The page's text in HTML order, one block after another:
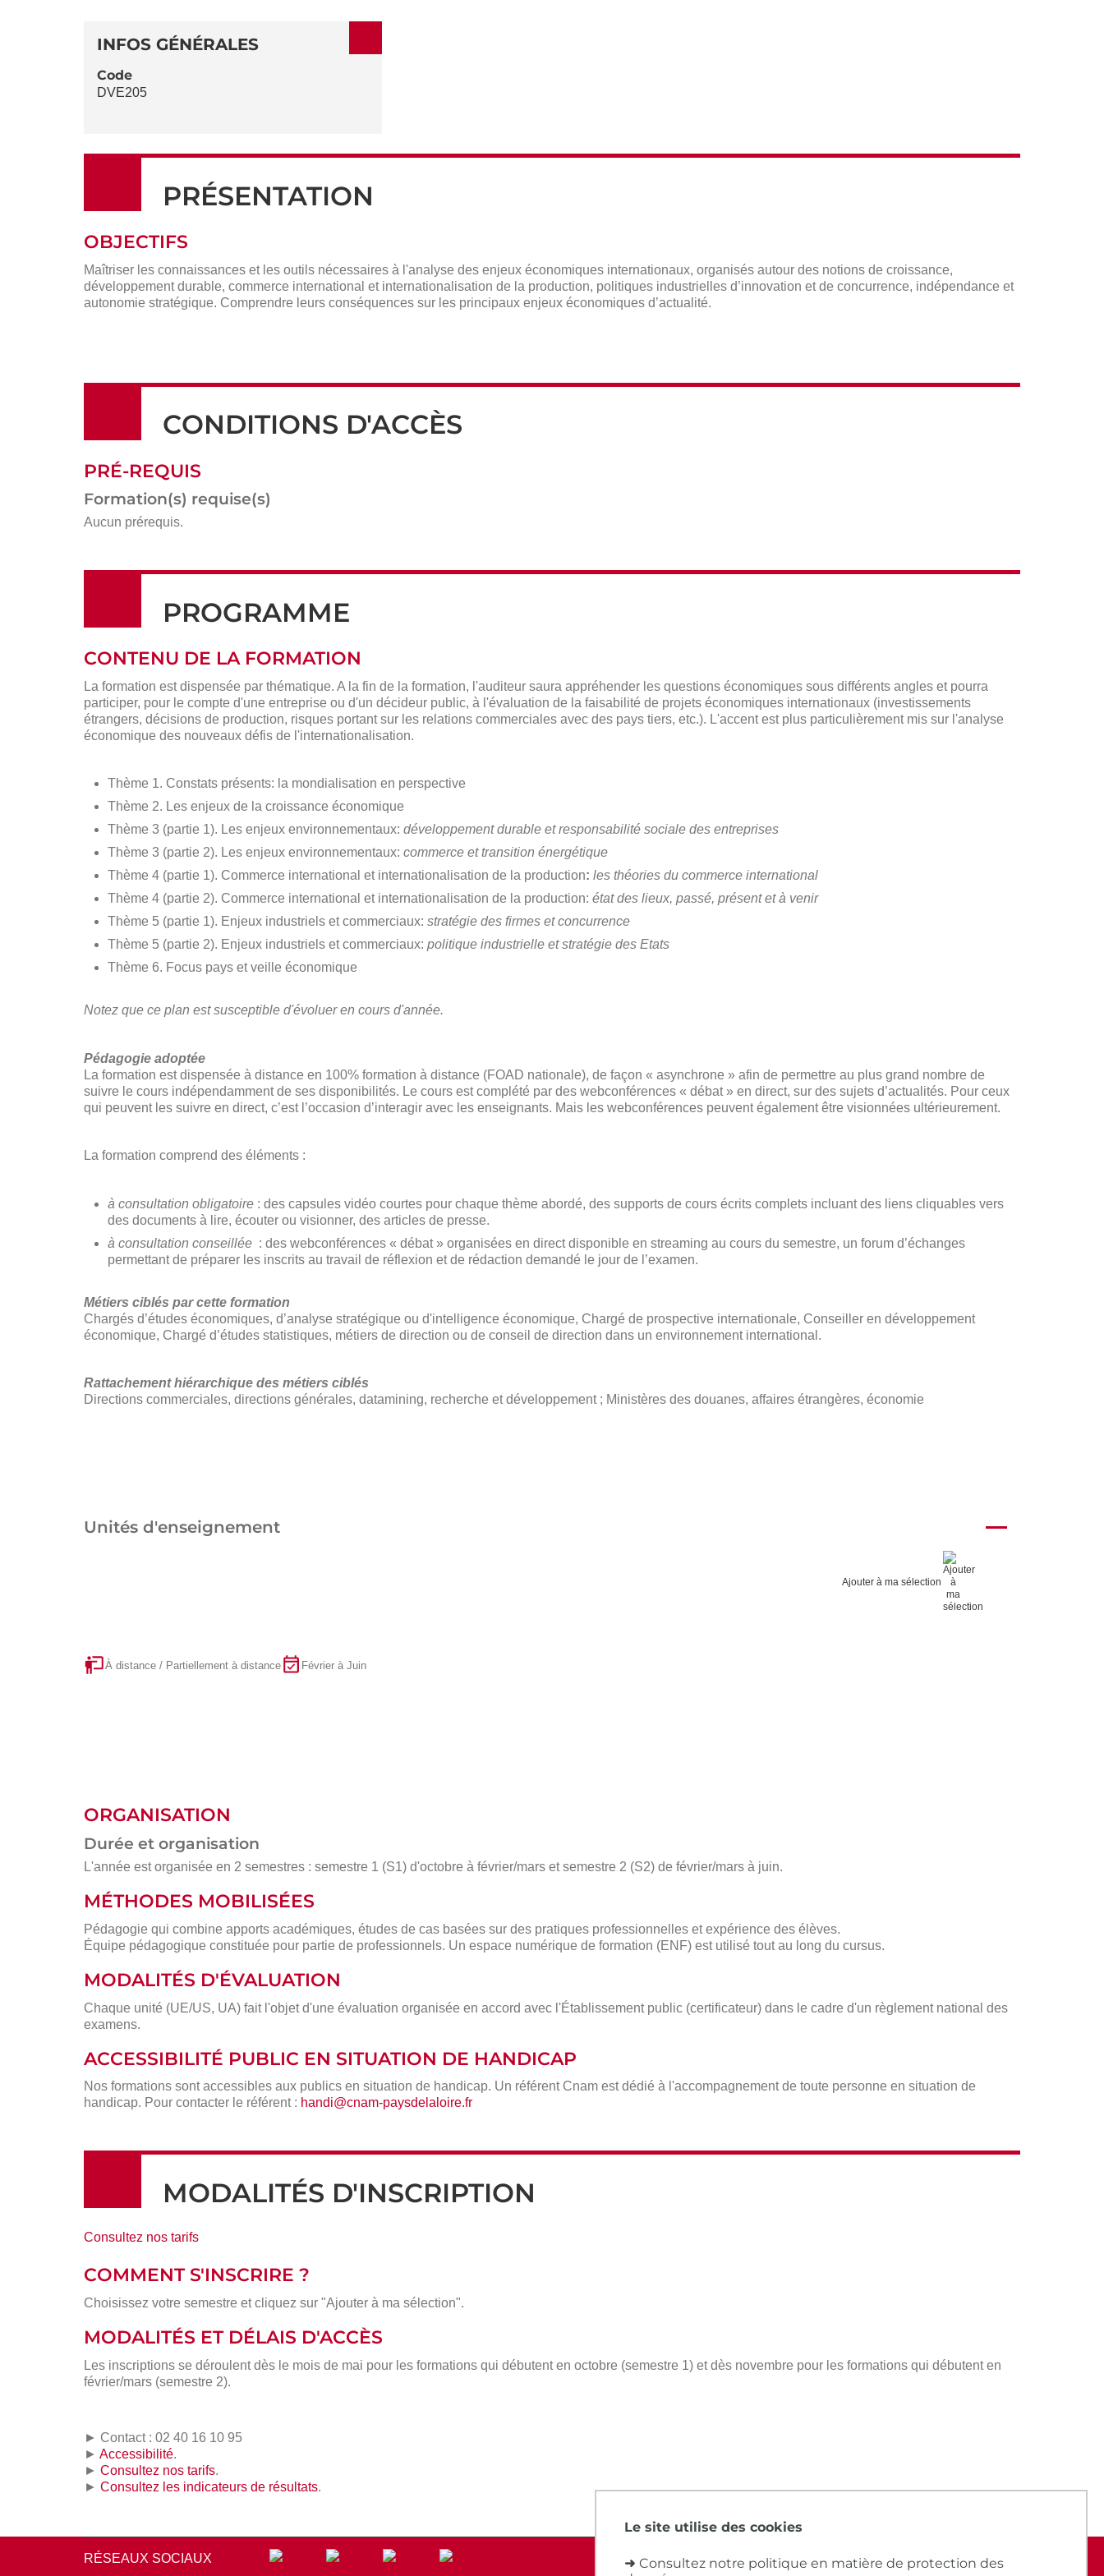
Le site utilise des cookies
➜ Consultez notre politique en matière de protection des
DE
LA
DÉTAILS
INFOS GÉNÉRALES
Code
DVE205
PRÉSENTATION
OBJECTIFS
Maîtriser les connaissances et les outils nécessaires à l'analyse des enjeux économiques internationaux, organisés autour des notions de croissance,
développement durable, commerce international et internationalisation de la production, politiques industrielles d’innovation et de concurrence, indépendance et
autonomie stratégique. Comprendre leurs conséquences sur les principaux enjeux économiques d’actualité.
CONDITIONS D'ACCÈS
PRÉ-REQUIS
Formation(s) requise(s)
Aucun prérequis.
PROGRAMME
CONTENU DE LA FORMATION
La formation est dispensée par thématique. A la fin de la formation, l'auditeur saura appréhender les questions économiques sous différents angles et pourra
participer, pour le compte d'une entreprise ou d'un décideur public, à l'évaluation de la faisabilité de projets économiques internationaux (investissements
étrangers, décisions de production, risques portant sur les relations commerciales avec des pays tiers, etc.). L'accent est plus particulièrement mis sur l'analyse
économique des nouveaux défis de l'internationalisation.
Thème 1. Constats présents: la mondialisation en perspective
Thème 2. Les enjeux de la croissance économique
Thème 3 (partie 1). Les enjeux environnementaux: développement durable et responsabilité sociale des entreprises
Thème 3 (partie 2). Les enjeux environnementaux: commerce et transition énergétique
Thème 4 (partie 1). Commerce international et internationalisation de la production: les théories du commerce international
Thème 4 (partie 2). Commerce international et internationalisation de la production: état des lieux, passé, présent et à venir
Thème 5 (partie 1). Enjeux industriels et commerciaux: stratégie des firmes et concurrence
Thème 5 (partie 2). Enjeux industriels et commerciaux: politique industrielle et stratégie des Etats
Thème 6. Focus pays et veille économique
Notez que ce plan est susceptible d'évoluer en cours d'année.
Pédagogie adoptée
La formation est dispensée à distance en 100% formation à distance (FOAD nationale), de façon « asynchrone » afin de permettre au plus grand nombre de
suivre le cours indépendamment de ses disponibilités. Le cours est complété par des webconférences « débat » en direct, sur des sujets d’actualités. Pour ceux
qui peuvent les suivre en direct, c’est l’occasion d’interagir avec les enseignants. Mais les webconférences peuvent également être visionnées ultérieurement.
La formation comprend des éléments :
à consultation obligatoire: des capsules vidéo courtes pour chaque thème abordé, des supports de cours écrits complets incluant des liens cliquables vers
des documents à lire, écouter ou visionner, des articles de presse.
à consultation conseillée: des webconférences « débat » organisées en direct disponible en streaming au cours du semestre, un forum d’échanges
permettant de préparer les inscrits au travail de réflexion et de rédaction demandé le jour de l’examen.
Métiers ciblés par cette formation
Chargés d’études économiques, d’analyse stratégique ou d'intelligence économique, Chargé de prospective internationale, Conseiller en développement
économique, Chargé d’études statistiques, métiers de direction ou de conseil de direction dans un environnement international.
Rattachement hiérarchique des métiers ciblés
Directions commerciales, directions générales, datamining, recherche et développement ; Ministères des douanes, affaires étrangères, économie
Unités d'enseignement
Ajouter à ma sélection
À distance / Partiellement à distance Février à Juin
ORGANISATION
Durée et organisation
L'année est organisée en 2 semestres : semestre 1 (S1) d'octobre à février/mars et semestre 2 (S2) de février/mars à juin.
MÉTHODES MOBILISÉES
Pédagogie qui combine apports académiques, études de cas basées sur des pratiques professionnelles et expérience des élèves.
Équipe pédagogique constituée pour partie de professionnels. Un espace numérique de formation (ENF) est utilisé tout au long du cursus.
MODALITÉS D'ÉVALUATION
Chaque unité (UE/US, UA) fait l'objet d'une évaluation organisée en accord avec l'Établissement public (certificateur) dans le cadre d'un règlement national des
examens.
ACCESSIBILITÉ PUBLIC EN SITUATION DE HANDICAP
Nos formations sont accessibles aux publics en situation de handicap. Un référent Cnam est dédié à l'accompagnement de toute personne en situation de
handicap. Pour contacter le référent : handi@cnam-paysdelaloire.fr
MODALITÉS D'INSCRIPTION
Consultez nos tarifs
COMMENT S'INSCRIRE ?
Choisissez votre semestre et cliquez sur "Ajouter à ma sélection".
MODALITÉS ET DÉLAIS D'ACCÈS
Les inscriptions se déroulent dès le mois de mai pour les formations qui débutent en octobre (semestre 1) et dès novembre pour les formations qui débutent en
février/mars (semestre 2).
► Contact : 02 40 16 10 95
► Accessibilité.
► Consultez nos tarifs.
► Consultez les indicateurs de résultats.
RÉSEAUX SOCIAUX